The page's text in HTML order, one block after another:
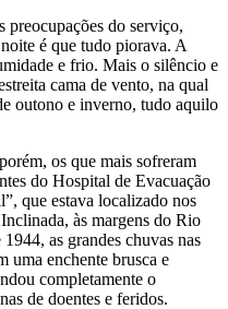
preocupações do serviço,
é que tudo piorava. A
e frio. Mais o silêncio e
cama de vento, na qual
outono e inverno, tudo aquilo
os que mais sofreram
do Hospital de Evacuação
que estava localizado nos
às margens do Rio
as grandes chuvas nas
uma enchente brusca e
completamente o
de doentes e feridos.